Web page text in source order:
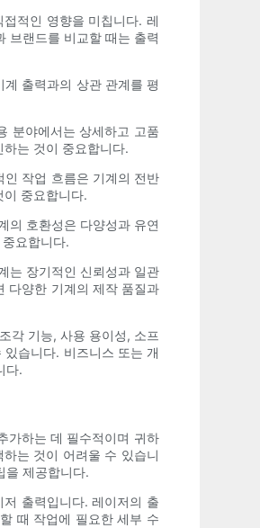
적인 영향을 미칩니다. 레
브랜드를 비교할 때는 출력
출력과의 상관 관계를 평
분야에서는 상세하고 고품
는 것이 중요합니다.
작업 흐름은 기계의 전반
중요합니다.
의 호환성은 다양성과 유연
요합니다.
는 장기적인 신뢰성과 일관
다양한 기계의 제작 품질과
각 기능, 사용 용이성, 소프
습니다. 비즈니스 또는 개
다.
가하는 데 필수적이며 귀하
는 것이 어려울 수 있습니
을 제공합니다.
출력입니다. 레이저의 출
때 작업에 필요한 세부 수